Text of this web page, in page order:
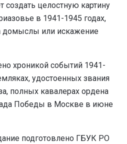
создать целостную картину
в 1941-1945 годах,
домыслы или искажение
хроникой событий 1941-
удостоенных звания
полных кавалерах ордена
Победы в Москве в июне
подготовлено ГБУК РО